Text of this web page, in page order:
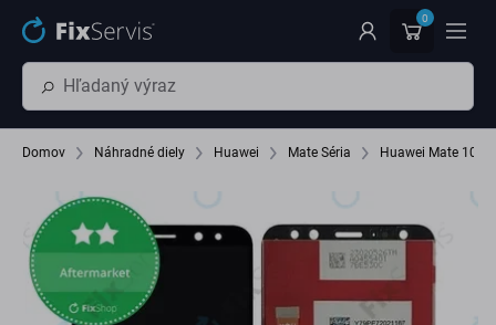
Preskočiť na hlavný obsah 0
Domov Náhradné diely Huawei Mate Séria Huawei Mate 10